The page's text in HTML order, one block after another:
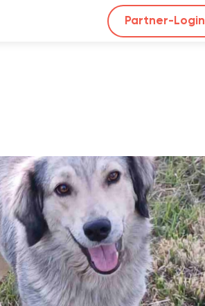
Partner-Login